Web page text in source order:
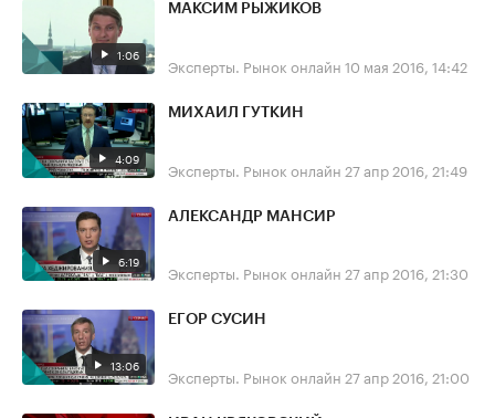
1:06
МАКСИМ РЫЖИКОВ
Эксперты. Рынок онлайн 10 мая 2016, 14:42
4:09
МИХАИЛ ГУТКИН
Эксперты. Рынок онлайн 27 апр 2016, 21:49
6:19
АЛЕКСАНДР МАНСИР
Эксперты. Рынок онлайн 27 апр 2016, 21:30
13:06
ЕГОР СУСИН
Эксперты. Рынок онлайн 27 апр 2016, 21:00